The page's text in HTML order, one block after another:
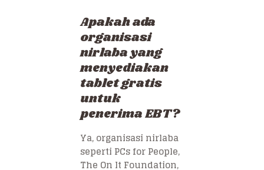
Apakah ada
organisasi
nirlaba yang
menyediakan
tablet gratis
untuk
penerima EBT?
Ya, organisasi nirlaba
seperti PCs for People,
The On It Foundation,